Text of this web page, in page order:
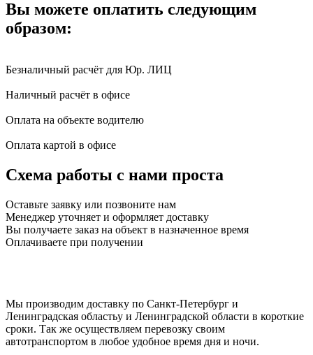
Вы можете оплатить следующим
образом:
Безналичный расчёт для Юр. ЛИЦ
Наличный расчёт в офисе
Оплата на объекте водителю
Оплата картой в офисе
Схема работы с нами проста
Оставьте заявку или позвоните нам
Менеджер уточняет и оформляет доставку
Вы получаете заказ на объект в назначенное время
Оплачиваете при получении
Мы производим доставку по Санкт-Петербург и
Ленинградская областьу и Ленинградской области в короткие
сроки. Так же осуществляем перевозку своим
автотранспортом в любое удобное время дня и ночи.